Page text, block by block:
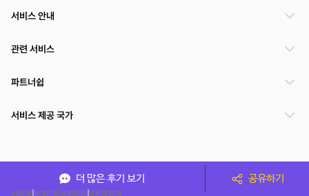
더 많은 후기 보기 공유하기
서비스 안내
관련 서비스
파트너쉽
서비스 제공 국가
이용약관개인정보처리방침운영정책